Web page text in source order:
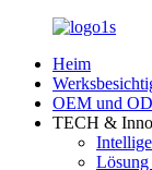
Heim
OEM und
TECH &
Lösung